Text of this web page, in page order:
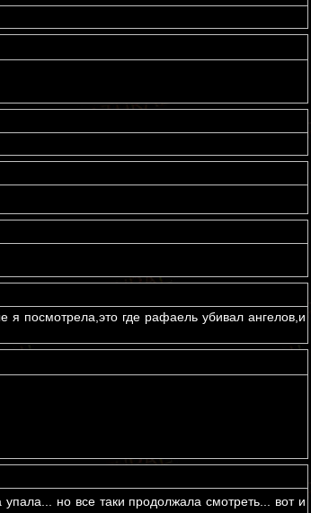
я посмотрела,это где рафаель убивал ангелов,и
но все таки продолжала смотреть... вот и